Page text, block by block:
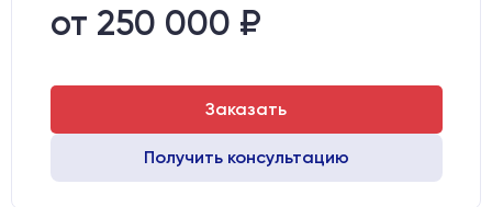
Стол:
Двигатели:
от 250 000 ₽
Заказать
Получить консультацию